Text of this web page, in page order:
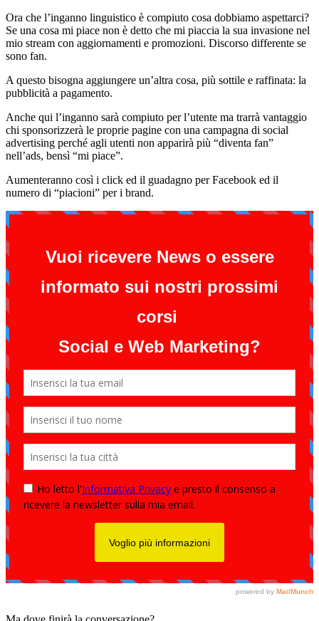
Ora che l’inganno linguistico è compiuto cosa dobbiamo aspettarci?
Se una cosa mi piace non è detto che mi piaccia la sua invasione nel
mio stream con aggiornamenti e promozioni. Discorso differente se
sono fan.
A questo bisogna aggiungere un’altra cosa, più sottile e raffinata: la
pubblicità a pagamento.
Anche qui l’inganno sarà compiuto per l’utente ma trarrà vantaggio
chi sponsorizzerà le proprie pagine con una campagna di social
advertising perché agli utenti non apparirà più “diventa fan”
nell’ads, bensì “mi piace”.
Aumenteranno così i click ed il guadagno per Facebook ed il
numero di “piacioni” per i brand.